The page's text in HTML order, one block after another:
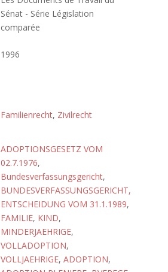
Sénat - Série Législation
comparée
1996
Familienrecht, Zivilrecht
ADOPTIONSGESETZ VOM
02.7.1976,
Bundesverfassungsgericht,
BUNDESVERFASSUNGSGERICHT,
ENTSCHEIDUNG VOM 31.1.1989,
FAMILIE, KIND,
MINDERJAEHRIGE,
VOLLADOPTION,
VOLLJAEHRIGE, ADOPTION,